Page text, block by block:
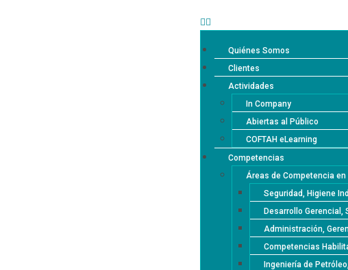
Quiénes Somos
Clientes
Actividades
In Company
Abiertas al Público
COFTAH eLearning
Competencias
Áreas de Competencia en
Seguridad, Higiene
Desarrollo Gerencial,
Administración,
Competencias
Ingeniería de